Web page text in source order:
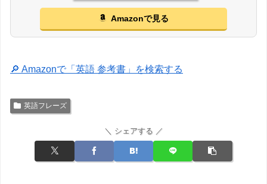
Amazonで見る
🔎 Amazonで「英語 参考書」を検索する
英語フレーズ
＼ シェアする ／